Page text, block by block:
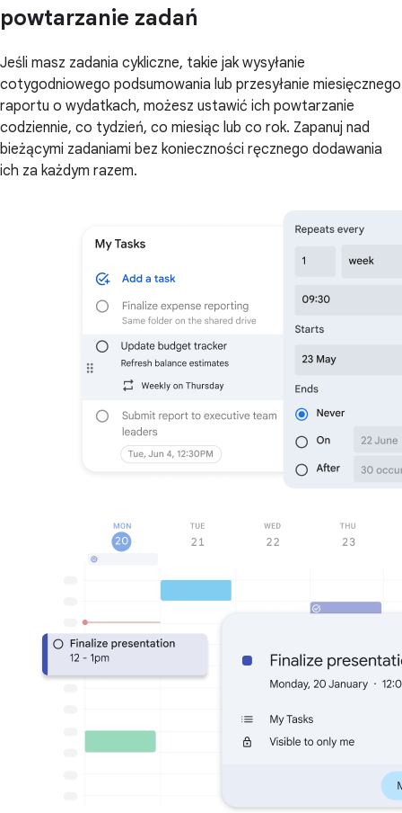
powtarzanie zadań
Jeśli masz zadania cykliczne, takie jak wysyłanie
cotygodniowego podsumowania lub przesyłanie miesięcznego
raportu o wydatkach, możesz ustawić ich powtarzanie
codziennie, co tydzień, co miesiąc lub co rok. Zapanuj nad
bieżącymi zadaniami bez konieczności ręcznego dodawania
ich za każdym razem.